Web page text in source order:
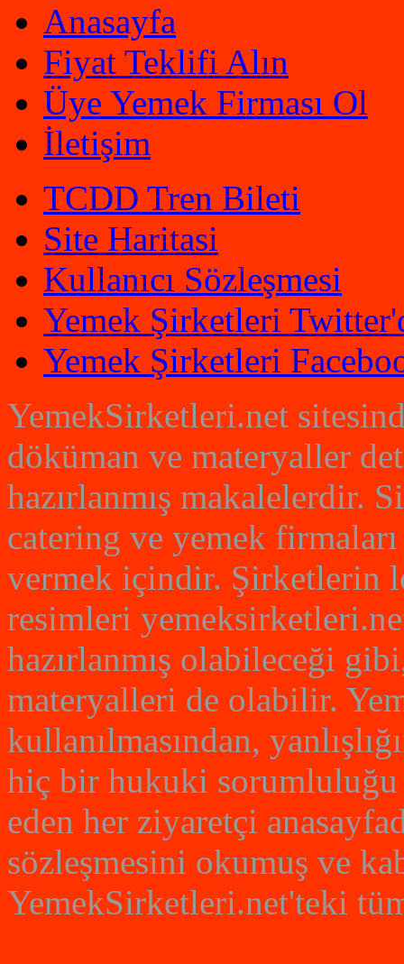
Anasayfa
Fiyat Teklifi Alın
Üye Yemek Firması Ol
İletişim
TCDD Tren Bileti
Site Haritasi
Kullanıcı Sözleşmesi
Yemek Şirketleri
Yemek Şirketleri
YemekSirketleri.net
döküman ve materyaller
hazırlanmış makalelerdir.
catering ve yemek
vermek içindir. Şirketlerin
resimleri
hazırlanmış olabileceği
materyalleri de olabilir.
kullanılmasından,
hiç bir hukuki
eden her ziyaretçi
sözleşmesini okumuş ve
YemekSirketleri.net'teki